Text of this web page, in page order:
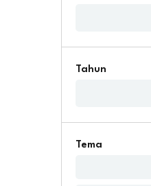
Tahun
Tema